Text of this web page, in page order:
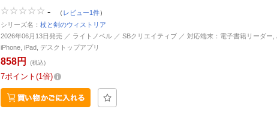
- （ レビュー1件）
シリーズ名： 杖と剣のウィストリア
2026年06月13日発売 ／ ライトノベル ／ SBクリエイティブ ／ 対応端末：電子書籍リーダー,
iPhone, iPad, デスクトップアプリ
858円 (税込)
7ポイント 1倍